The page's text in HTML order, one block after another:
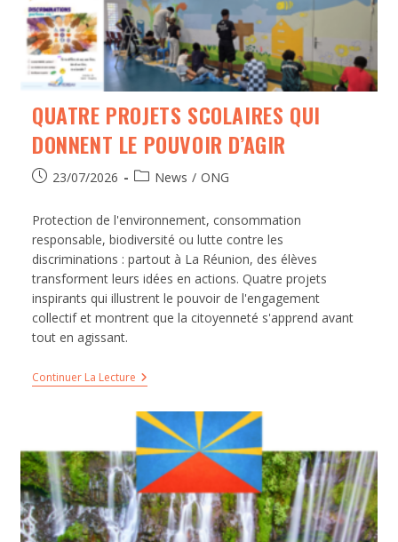
QUATRE PROJETS SCOLAIRES QUI
DONNENT LE POUVOIR D’AGIR
23/07/2026 News / ONG
Protection de l'environnement, consommation
responsable, biodiversité ou lutte contre les
discriminations : partout à La Réunion, des élèves
transforment leurs idées en actions. Quatre projets
inspirants qui illustrent le pouvoir de l'engagement
collectif et montrent que la citoyenneté s'apprend avant
tout en agissant.
Continuer La Lecture